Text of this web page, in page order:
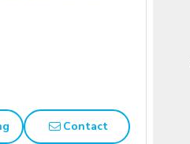
Contact